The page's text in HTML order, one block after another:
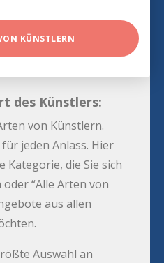
KÜNSTLERN
des Künstlers:
von Künstlern.
jeden Anlass. Hier
Kategorie, die Sie sich
“Alle Arten von
aus allen
Auswahl an